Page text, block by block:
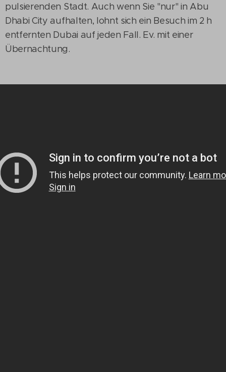
pulsierenden Stadt. Auch wenn Sie "nur" in Abu
Dhabi City aufhalten, lohnt sich ein Besuch im 2 h
entfernten Dubai auf jeden Fall. Ev. mit einer
Übernachtung.